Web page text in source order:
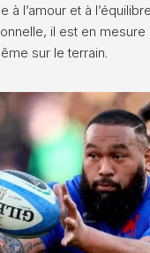
à l’amour et à
il est en
sur le terrain.